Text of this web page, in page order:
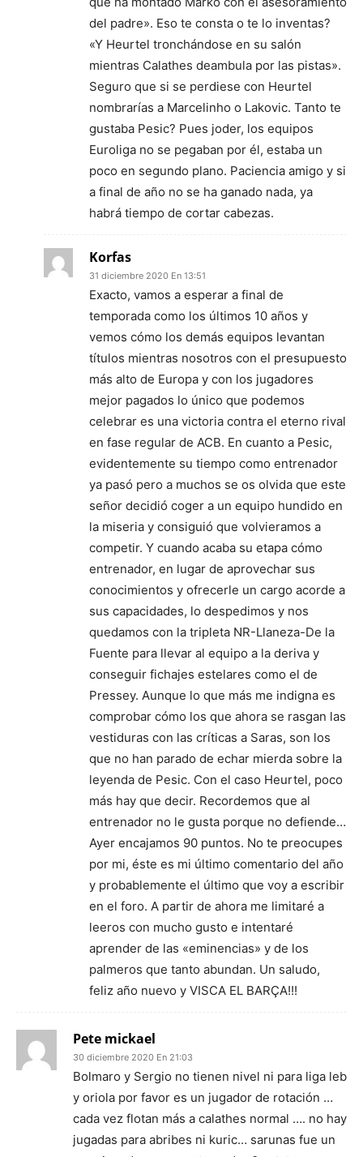
del padre». Eso te consta o te lo inventas?
«Y Heurtel tronchándose en su salón
mientras Calathes deambula por las pistas».
Seguro que si se perdiese con Heurtel
nombrarías a Marcelinho o Lakovic. Tanto te
gustaba Pesic? Pues joder, los equipos
Euroliga no se pegaban por él, estaba un
poco en segundo plano. Paciencia amigo y si
a final de año no se ha ganado nada, ya
habrá tiempo de cortar cabezas.
Korfas
31 diciembre 2020 En 13:51
Exacto, vamos a esperar a final de
temporada como los últimos 10 años y
vemos cómo los demás equipos levantan
títulos mientras nosotros con el presupuesto
más alto de Europa y con los jugadores
mejor pagados lo único que podemos
celebrar es una victoria contra el eterno rival
en fase regular de ACB. En cuanto a Pesic,
evidentemente su tiempo como entrenador
ya pasó pero a muchos se os olvida que este
señor decidió coger a un equipo hundido en
la miseria y consiguió que volvieramos a
competir. Y cuando acaba su etapa cómo
entrenador, en lugar de aprovechar sus
conocimientos y ofrecerle un cargo acorde a
sus capacidades, lo despedimos y nos
quedamos con la tripleta NR-Llaneza-De la
Fuente para llevar al equipo a la deriva y
conseguir fichajes estelares como el de
Pressey. Aunque lo que más me indigna es
comprobar cómo los que ahora se rasgan las
vestiduras con las críticas a Saras, son los
que no han parado de echar mierda sobre la
leyenda de Pesic. Con el caso Heurtel, poco
más hay que decir. Recordemos que al
entrenador no le gusta porque no defiende…
Ayer encajamos 90 puntos. No te preocupes
por mi, éste es mi último comentario del año
y probablemente el último que voy a escribir
en el foro. A partir de ahora me limitaré a
leeros con mucho gusto e intentaré
aprender de las «eminencias» y de los
palmeros que tanto abundan. Un saludo,
feliz año nuevo y VISCA EL BARÇA!!!
Pete mickael
30 diciembre 2020 En 21:03
Bolmaro y Sergio no tienen nivel ni para liga leb
y oriola por favor es un jugador de rotación …
cada vez flotan más a calathes normal …. no hay
jugadas para abribes ni kuric… sarunas fue un